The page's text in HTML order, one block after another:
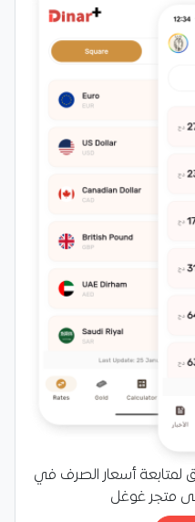
لمتابعة أسعار الصرف في
على متجر غوغل